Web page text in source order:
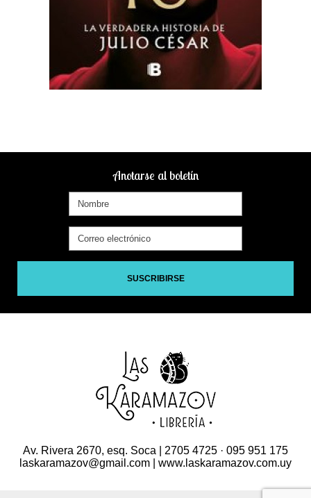
Anotarse al boletín
SUSCRIBIRSE
Av. Rivera 2670, esq. Soca | 2705 4725 · 095 951 175
laskaramazov@gmail.com | www.laskaramazov.com.uy